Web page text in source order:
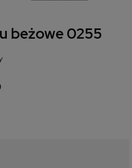
beżowe 0255
kosztów płatności